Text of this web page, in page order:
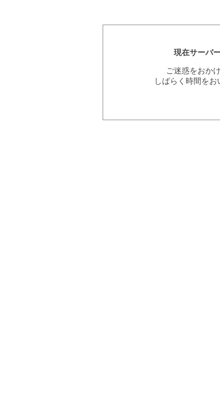
現在サーバ
ご迷惑をおか
しばらく時間を